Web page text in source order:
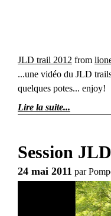
JLD trail 2012 from
...une vidéo du JLD
quelques potes... enjoy!
Lire la suite
Session
24 mai 2011 par